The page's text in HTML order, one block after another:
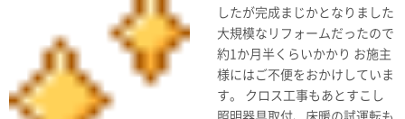
したが完成まじかとなりました
大規模なリフォームだったので
約1か月半くらいかかり お施主
様にはご不便をおかけしていま
す。 クロス工事もあとすこし
照明器具取付、床暖の試運転も